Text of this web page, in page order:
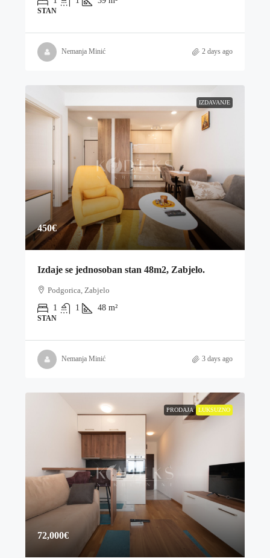
STAN
Nemanja Minić 2 days ago
IZDAVANJE
450€
Izdaje se jednosoban stan 48m2, Zabjelo.
Podgorica, Zabjelo
1
1 48 m²
STAN
Nemanja Minić 3 days ago
PRODAJA LUKSUZNO
72,000€